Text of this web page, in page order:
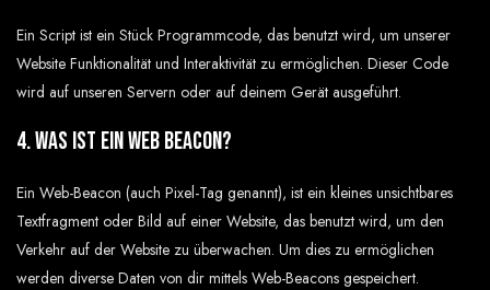
Ein Script ist ein Stück Programmcode, das benutzt wird, um unserer
Website Funktionalität und Interaktivität zu ermöglichen. Dieser Code
wird auf unseren Servern oder auf deinem Gerät ausgeführt.
4. Was ist ein Web Beacon?
Ein Web-Beacon (auch Pixel-Tag genannt), ist ein kleines unsichtbares
Textfragment oder Bild auf einer Website, das benutzt wird, um den
Verkehr auf der Website zu überwachen. Um dies zu ermöglichen
werden diverse Daten von dir mittels Web-Beacons gespeichert.